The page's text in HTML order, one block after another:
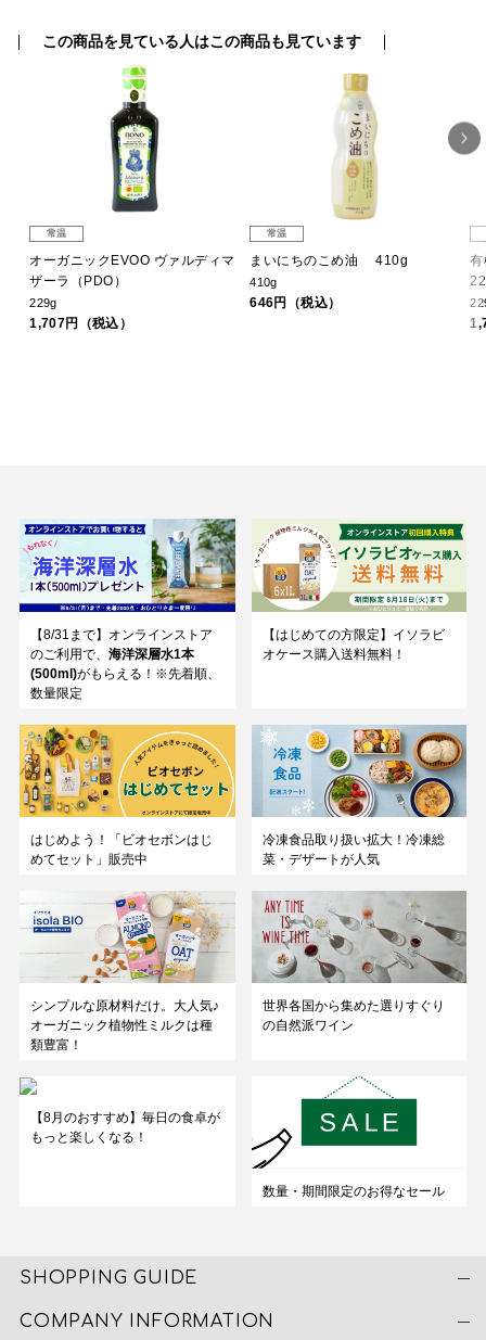
この商品を見ている人はこの商品も見ています
常温
オーガニックEVOO ヴァルディマ
ザーラ（PDO）
229g
1,707円（税込）
常温
まいにちのこめ油 410g
410g
646円（税込）
【8/31まで】オンラインストア
のご利用で、 海洋深層水1本
(500ml)がもらえる！※先着順、
数量限定
【はじめての方限定】イソラビ
オケース購入送料無料！
はじめよう！「ビオセボンはじ
めてセット」販売中
冷凍食品取り扱い拡大！冷凍総
菜・デザートが人気
シンプルな原材料だけ。大人気♪
オーガニック植物性ミルクは種
類豊富！
世界各国から集めた選りすぐり
の自然派ワイン
【8月のおすすめ】毎日の食卓が
もっと楽しくなる！
数量・期間限定のお得なセール
SHOPPING GUIDE
COMPANY INFORMATION